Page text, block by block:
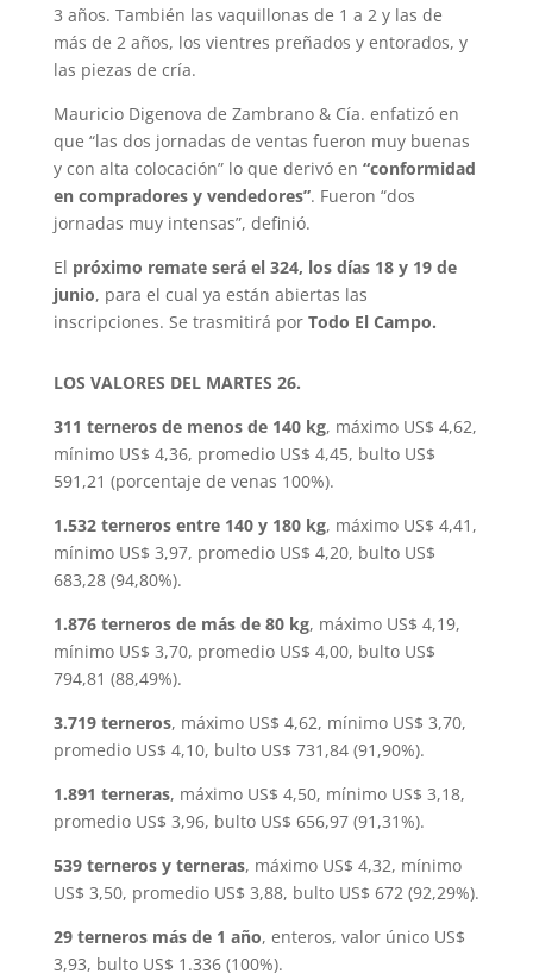
3 años. También las vaquillonas de 1 a 2 y las de
más de 2 años, los vientres preñados y entorados, y
las piezas de cría.
Mauricio Digenova de Zambrano & Cía. enfatizó en
que “las dos jornadas de ventas fueron muy buenas
y con alta colocación” lo que derivó en “conformidad
en compradores y vendedores”. Fueron “dos
jornadas muy intensas”, definió.
El próximo remate será el 324, los días 18 y 19 de
junio, para el cual ya están abiertas las
inscripciones. Se trasmitirá por Todo El Campo.
LOS VALORES DEL MARTES 26.
311 terneros de menos de 140 kg, máximo US$ 4,62,
mínimo US$ 4,36, promedio US$ 4,45, bulto US$
591,21 (porcentaje de venas 100%).
1.532 terneros entre 140 y 180 kg, máximo US$ 4,41,
mínimo US$ 3,97, promedio US$ 4,20, bulto US$
683,28 (94,80%).
1.876 terneros de más de 80 kg, máximo US$ 4,19,
mínimo US$ 3,70, promedio US$ 4,00, bulto US$
794,81 (88,49%).
3.719 terneros, máximo US$ 4,62, mínimo US$ 3,70,
promedio US$ 4,10, bulto US$ 731,84 (91,90%).
1.891 terneras, máximo US$ 4,50, mínimo US$ 3,18,
promedio US$ 3,96, bulto US$ 656,97 (91,31%).
539 terneros y terneras, máximo US$ 4,32, mínimo
US$ 3,50, promedio US$ 3,88, bulto US$ 672 (92,29%).
29 terneros más de 1 año, enteros, valor único US$
3,93, bulto US$ 1.336 (100%).